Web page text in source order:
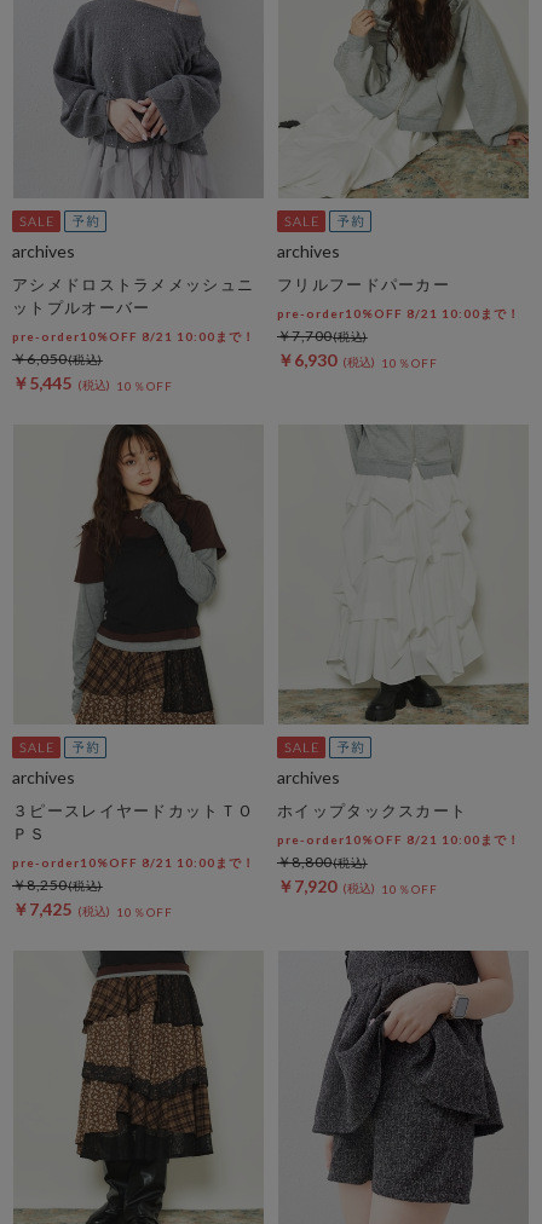
archives
アシメドロストラメメッシュニ
ットプルオーバー
pre-order10%OFF 8/21 10:00まで！
￥6,050
￥5,445 10％OFF
archives
フリルフードパーカー
pre-order10%OFF 8/21 10:00まで！
￥7,700
￥6,930 10％OFF
archives
３ピースレイヤードカットＴＯ
ＰＳ
pre-order10%OFF 8/21 10:00まで！
￥8,250
￥7,425 10％OFF
archives
ホイップタックスカート
pre-order10%OFF 8/21 10:00まで！
￥8,800
￥7,920 10％OFF